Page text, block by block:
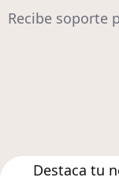
Recibe soporte
Destaca tu